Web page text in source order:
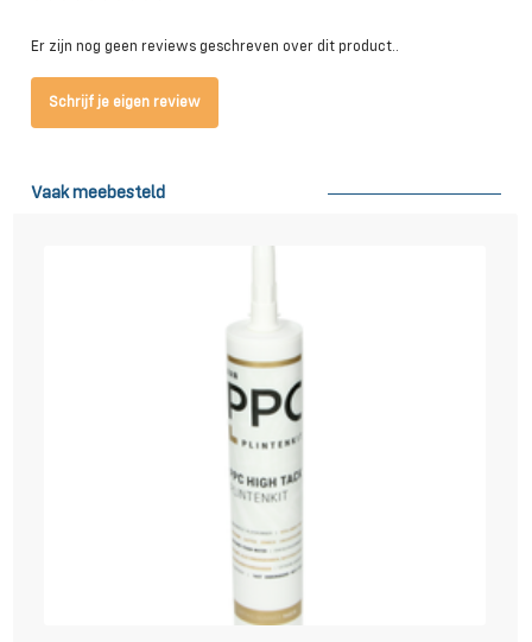
laminaat is, een MDF plint staat altijd goed. Verder hebben alle MDF
plinten vanaf een 12 mm. dik een kabelgoot onder aan de achterzijde
zodat je je snoeren netjes achter de plint weg kunt werken. MDF
plinten kunnen zowel vastgespijkerd, als geschroefd, als vast gekit
geheel Belgie leveren we op maandag en in sommige delen van
veld ‘opmerkingen’ ook een gewenste leverdatum aangeven. Houdt
hierbij wel rekening met de dagen dat we in uw regio rijden zoals
hiervoor vermeldt. Op de dag van aflevering krijgt u rond 8:00 in de
ochtend een mail met het tijdstip van levering en wordt u daarnaast
nog ongeveer 30 minuten van tevoren door de chauffeur gebeld.
Wilt u plinten bestellen maar heeft u geen mogelijkheid om
aanwezig te zijn bij levering? Ook dit is geen probleem! Geef in het
veld opmerkingen aan waar u de plinten neergelegd wilt hebben en
wij regelen het voor u. Het is ook mogelijk om van maandag tot en
met zaterdag zelf uw plinten af te halen op één van onze externe
Nieuwegein of Wijk bij Duurstede. Ideaal als u vandaag nog uw
Er zijn nog geen reviews geschreven over dit product..
Schrijf je eigen review
Vaak meebesteld